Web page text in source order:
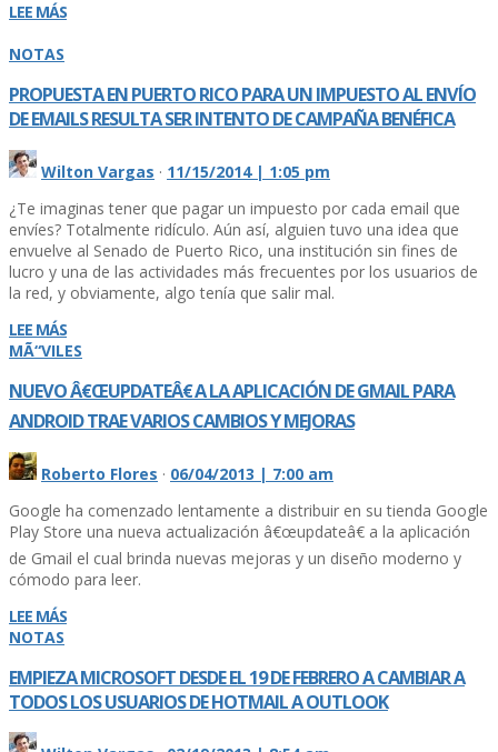
LEE MÁS
NOTAS
PROPUESTA EN PUERTO RICO PARA UN IMPUESTO AL ENVÍ­O
DE EMAILS RESULTA SER INTENTO DE CAMPAÑA BENÉFICA
Wilton Vargas · 11/15/2014 | 1:05 pm
¿Te imaginas tener que pagar un impuesto por cada email que
enví­es? Totalmente ridí­culo. Aún así­, alguien tuvo una idea que
envuelve al Senado de Puerto Rico, una institución sin fines de
lucro y una de las actividades más frecuentes por los usuarios de
la red, y obviamente, algo tení­a que salir mal.
LEE MÁS
MÃ“VILES
NUEVO Â€ŒUPDATEÂ€ A LA APLICACIÓN DE GMAIL PARA
ANDROID TRAE VARIOS CAMBIOS Y MEJORAS
Roberto Flores · 06/04/2013 | 7:00 am
Google ha comenzado lentamente a distribuir en su tienda Google
Play Store una nueva actualización â€œupdateâ€ a la aplicación
de Gmail el cual brinda nuevas mejoras y un diseño moderno y
cómodo para leer.
LEE MÁS
NOTAS
EMPIEZA MICROSOFT DESDE EL 19 DE FEBRERO A CAMBIAR A
TODOS LOS USUARIOS DE HOTMAIL A OUTLOOK